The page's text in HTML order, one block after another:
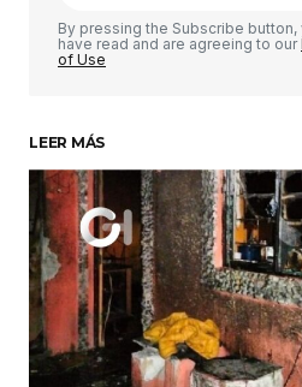
Comentario *
Su nombre*
Tu correo electrónico*
Guardar mi nombre,
web en este navegador
haga un comentario.
By pressing the Subscribe
have read and are agreeing to our
of Use
LEER MÁS